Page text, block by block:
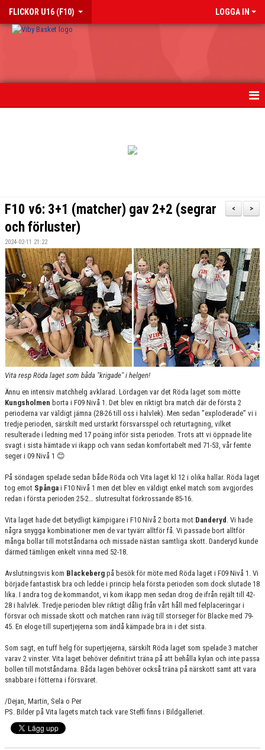
FLICKOR U16 (F10) LOGGA IN
TRUPPEN
BILDGALLERI 2018-2023
BILDGALLERI 2024 O FRAMÅT
DOKUMENT
KONTAKT
BEAT-THE-PRO
CUPRESULTAT
>
<
F10 v6: 3+1 (matcher) gav 2+2 (segrar
och förluster)
2024-02-11 21:22
Vita resp Röda laget som båda "krigade" i helgen!
Ännu en intensiv matchhelg avklarad. Lördagen var det Röda laget som mötte
Kungsholmen borta i F09 Nivå 1. Det blev en riktigt bra match där de första 2
perioderna var väldigt jämna (28-26 till oss i halvlek). Men sedan ”exploderade” vi i
tredje perioden, särskilt med urstarkt försvarsspel och returtagning, vilket
resulterade i ledning med 17 poäng inför sista perioden. Trots att vi öppnade lite
svagt i sista hämtade vi ikapp och vann sedan komfortabelt med 71-53, vår femte
seger i 09 Nivå 1 😊
På söndagen spelade sedan både Röda och Vita laget kl 12 i olika hallar. Röda laget
tog emot Spånga i F10 Nivå 1 men det blev en väldigt enkel match som avgjordes
redan i första perioden 25-2… slutresultat förkrossande 85-16.
Vita laget hade det betydligt kämpigare i F10 Nivå 2 borta mot Danderyd . Vi hade
några snygga kombinationer men de var tyvärr alltför få. Vi passade bort alltför
många bollar till motståndarna och missade nästan samtliga skott. Danderyd kunde
därmed tämligen enkelt vinna med 52-18.
Avslutningsvis kom Blackeberg på besök för möte med Röda laget i F09 Nivå 1. Vi
började fantastisk bra och ledde i princip hela första perioden som dock slutade 18
lika. I andra tog de kommandot, vi kom ikapp men sedan drog de ifrån rejält till 42-
28 i halvlek. Tredje perioden blev riktigt dålig från vårt håll med felplaceringar i
försvar och missade skott och matchen rann iväg till storseger för Blacke med 79-
45. En eloge till supertjejerna som ändå kämpade bra in i det sista.
Som sagt, en tuff helg för supertjejerna, särskilt Röda laget som spelade 3 matcher
varav 2 vinster. Vita laget behöver definitivt träna på att behålla kylan och inte passa
bollen till motståndarna. Båda lagen behöver också träna på närskott samt att vara
snabbare i fötterna i försvaret.
/Dejan, Martin, Sela o Per
PS. Bilder på Vita lagets match tack vare Steffi finns i Bildgalleriet.